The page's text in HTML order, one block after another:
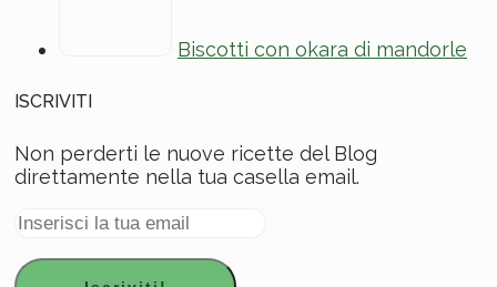
Biscotti con okara di mandorle
ISCRIVITI
Non perderti le nuove ricette del Blog
direttamente nella tua casella email.